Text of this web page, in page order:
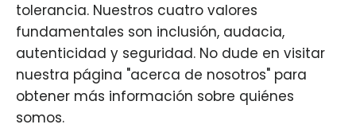
tolerancia. Nuestros cuatro valores
fundamentales son inclusión, audacia,
autenticidad y seguridad. No dude en visitar
nuestra página "acerca de nosotros" para
obtener más información sobre quiénes
somos.